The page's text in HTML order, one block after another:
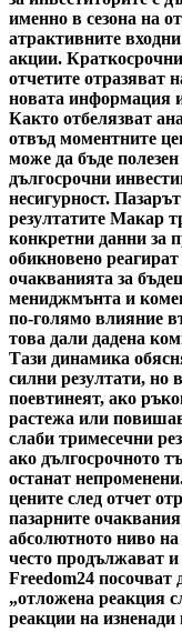
именно в сезона на
атрактивните
акции.
отчетите отразяват
новата информация
Както отбелязват
отвъд моментните
може да бъде
дългосрочни
несигурност.
резултатите Макар
конкретни данни за
обикновено
очакванията за
мениджмънта и
по-голямо влияние
това дали дадена
Тази динамика
силни резултати, но
поевтинеят, ако
растежа или
слаби тримесечни
ако дългосрочното
останат
цените след отчет
пазарните
абсолютното ниво
често продължават и
Freedom24 посочват
„отложена реакция
реакции на изненади